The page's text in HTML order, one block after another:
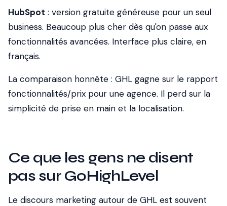
HubSpot : version gratuite généreuse pour un seul
business. Beaucoup plus cher dès qu'on passe aux
fonctionnalités avancées. Interface plus claire, en
français.
La comparaison honnête : GHL gagne sur le rapport
fonctionnalités/prix pour une agence. Il perd sur la
simplicité de prise en main et la localisation.
Ce que les gens ne disent
pas sur GoHighLevel
Le discours marketing autour de GHL est souvent